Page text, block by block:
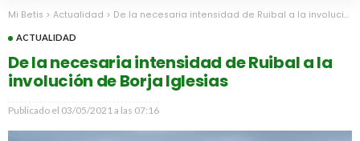
Mi Betis > Actualidad > De la necesaria intensidad de Ruibal a la involución de Borja Iglesias
ACTUALIDAD
De la necesaria intensidad de Ruibal a la
involución de Borja Iglesias
Publicado el 03/05/2021 a las 07:16